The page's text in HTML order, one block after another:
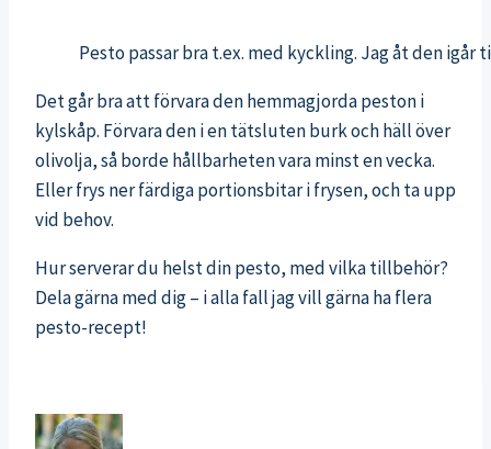
Pesto passar bra t.ex. med kyckling. Jag åt den
Det går bra att förvara den hemmagjorda peston i
kylskåp. Förvara den i en tätsluten burk och häll över
olivolja, så borde hållbarheten vara minst en vecka.
Eller frys ner färdiga portionsbitar i frysen, och ta upp
vid behov.
Hur serverar du helst din pesto, med vilka tillbehör?
Dela gärna med dig – i alla fall jag vill gärna ha flera
pesto-recept!